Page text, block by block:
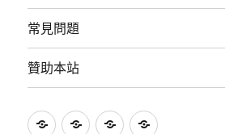
常見問題
贊助本站
115 115 常 贊